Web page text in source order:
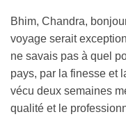
Bhim, Chandra,
voyage serait
ne savais pas à quel
pays, par la finesse et
vécu deux semaines
qualité et le